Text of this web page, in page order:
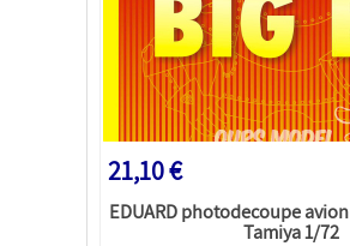
21,10 €
EDUARD photodecoupe
Tamiya 1/72